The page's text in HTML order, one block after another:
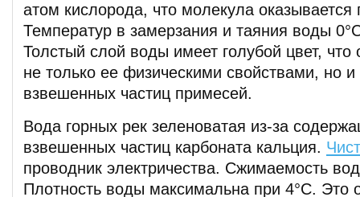
атом кислорода, что молекула оказывается
Температур в замерзания и таяния воды
Толстый слой воды имеет голубой цвет, что
не только ее физическими свойствами, но и
взвешенных частиц примесей.
Вода горных рек зеленоватая из-за
взвешенных частиц карбоната кальция.
проводник электричества. Сжимаемость
Плотность воды максимальна при 4°С. Это